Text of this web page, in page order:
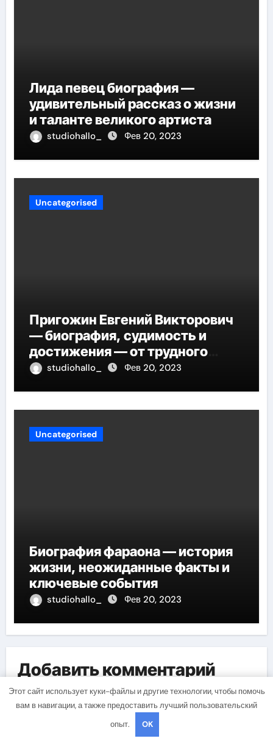
Лида певец биография —
удивительный рассказ о жизни
и таланте великого артиста
studiohallo_ Фев 20, 2023
Uncategorised
Пригожин Евгений Викторович
— биография, судимость и
достижения — от трудного
детства до мирового успеха
studiohallo_ Фев 20, 2023
Uncategorised
Биография фараона — история
жизни, неожиданные факты и
ключевые события
studiohallo_ Фев 20, 2023
Добавить комментарий
Для отправки комментария вам необходимо
авторизоваться.
Этот сайт использует куки-файлы и другие технологии, чтобы помочь
вам в навигации, а также предоставить лучший пользовательский
опыт.
OK